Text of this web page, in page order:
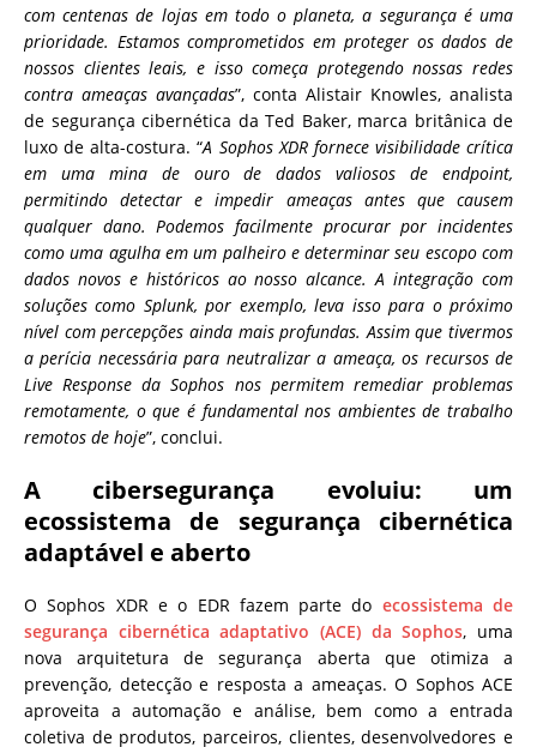
com centenas de lojas em todo o planeta, a segurança é uma
prioridade. Estamos comprometidos em proteger os dados de
nossos clientes leais, e isso começa protegendo nossas redes
contra ameaças avançadas”, conta Alistair Knowles, analista
de segurança cibernética da Ted Baker, marca britânica de
luxo de alta-costura. “A Sophos XDR fornece visibilidade crítica
em uma mina de ouro de dados valiosos de endpoint,
permitindo detectar e impedir ameaças antes que causem
qualquer dano. Podemos facilmente procurar por incidentes
como uma agulha em um palheiro e determinar seu escopo com
dados novos e históricos ao nosso alcance. A integração com
soluções como Splunk, por exemplo, leva isso para o próximo
nível com percepções ainda mais profundas. Assim que tivermos
a perícia necessária para neutralizar a ameaça, os recursos de
Live Response da Sophos nos permitem remediar problemas
remotamente, o que é fundamental nos ambientes de trabalho
remotos de hoje”, conclui.
A cibersegurança evoluiu: um
ecossistema de segurança cibernética
adaptável e aberto
O Sophos XDR e o EDR fazem parte do ecossistema de
segurança cibernética adaptativo (ACE) da Sophos, uma
nova arquitetura de segurança aberta que otimiza a
prevenção, detecção e resposta a ameaças. O Sophos ACE
aproveita a automação e análise, bem como a entrada
coletiva de produtos, parceiros, clientes, desenvolvedores e